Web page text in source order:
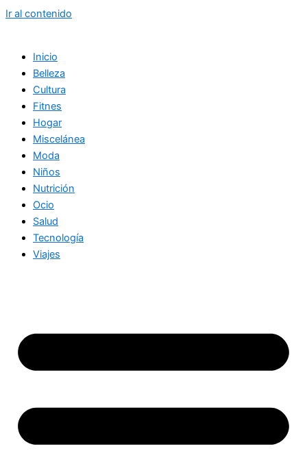
Ir al contenido
Inicio
Belleza
Cultura
Fitnes
Hogar
Miscelánea
Moda
Niños
Nutrición
Ocio
Salud
Tecnología
Viajes